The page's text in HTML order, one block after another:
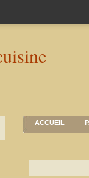
ACCUEIL